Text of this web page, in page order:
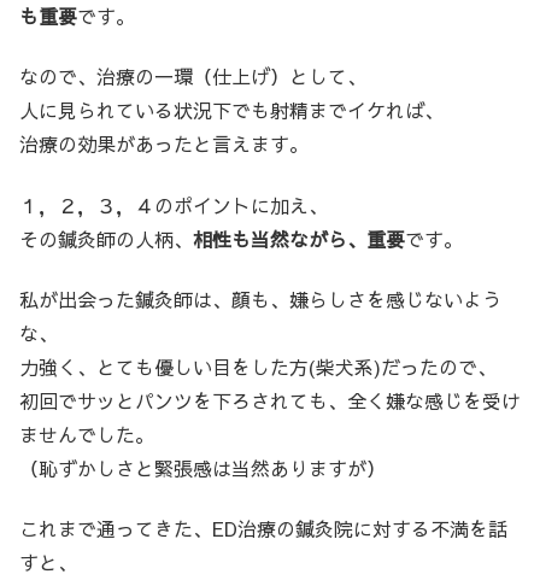
も重要です。
なので、治療の一環（仕上げ）として、
人に見られている状況下でも射精までイケれば、
治療の効果があったと言えます。
１，２，３，４のポイントに加え、
その鍼灸師の人柄、 相性も当然ながら、重要です。
私が出会った鍼灸師は、顔も、嫌らしさを感じないよう
な、
力強く、とても優しい目をした方(柴犬系)だったので、
初回でサッとパンツを下ろされても、全く嫌な感じを受け
ませんでした。
（恥ずかしさと緊張感は当然ありますが）
これまで通ってきた、ED治療の鍼灸院に対する不満を話
すと、